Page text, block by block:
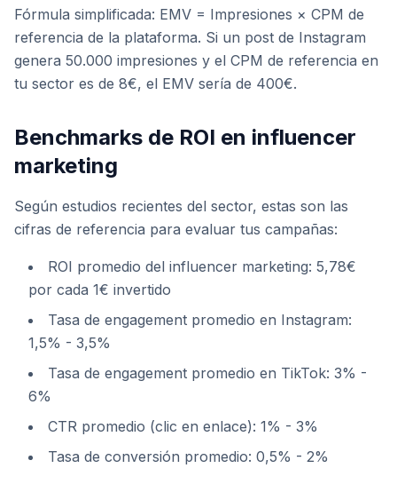
Fórmula simplificada: EMV = Impresiones × CPM de
referencia de la plataforma. Si un post de Instagram
genera 50.000 impresiones y el CPM de referencia en
tu sector es de 8€, el EMV sería de 400€.
Benchmarks de ROI en influencer
marketing
Según estudios recientes del sector, estas son las
cifras de referencia para evaluar tus campañas:
ROI promedio del influencer marketing: 5,78€
por cada 1€ invertido
Tasa de engagement promedio en Instagram:
1,5% - 3,5%
Tasa de engagement promedio en TikTok: 3% -
6%
CTR promedio (clic en enlace): 1% - 3%
Tasa de conversión promedio: 0,5% - 2%